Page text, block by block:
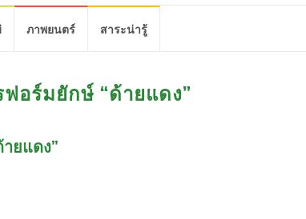
ภาพยนตร์ สาระน่ารู้
อร์มยักษ์ “ด้ายแดง”
ยแดง”